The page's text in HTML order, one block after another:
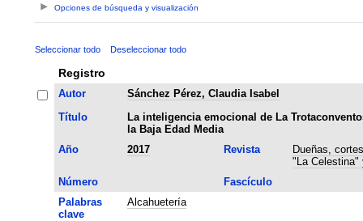
Opciones de búsqueda y visualización
Seleccionar todo Deseleccionar todo
Registro
Autor
Sánchez Pérez, Claudia Isabel
Título
La inteligencia emocional de La
la Baja Edad Media
Año
2017 Revista
Dueñas,
"La Celestina"
Número
Fascículo
Palabras
clave
Alcahuetería